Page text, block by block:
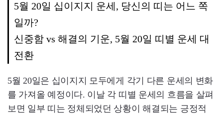
5월 20일 십이지지 운세, 당신의 띠는 어느 쪽
일까?
신중함 vs 해결의 기운, 5월 20일 띠별 운세 대
전환
5월 20일은 십이지지 모두에게 각기 다른 운세의 변화
를 가져올 예정이다. 이날 각 띠별 운세의 흐름을 살펴
보면 일부 띠는 정체되었던 상황이 해결되는 긍정적